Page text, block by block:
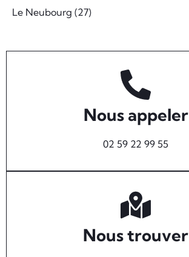
Le Neubourg (27)
Nous appeler
02 59 22 99 55
Nous trouver